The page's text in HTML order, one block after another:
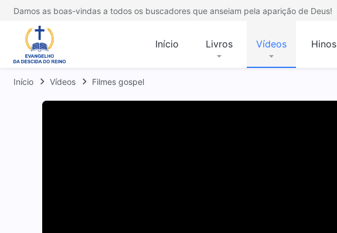
Damos as boas-vindas a todos os buscadores que anseiam pela aparição de Deus!
Início Livros Vídeos Hinos
Início Vídeos Filmes gospel